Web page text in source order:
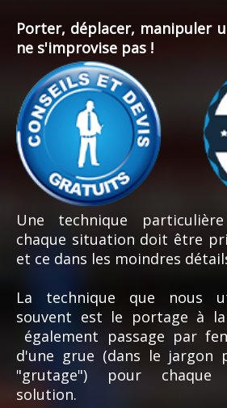
Porter, déplacer, manipuler
ne s'improvise pas !
Une technique
chaque situation doit être
et ce dans les moindres
La technique que nous
souvent est le portage à
également passage par
d'une grue (dans le jargon
"grutage") pour chaque
solution.